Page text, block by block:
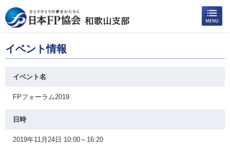
イベント情報
イベント名
FPフォーラム2019
日時
2019年11月24日 10:00～16:20